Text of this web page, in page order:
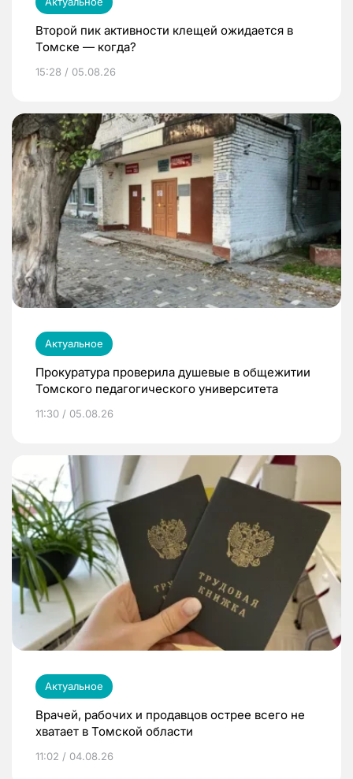
Второй пик активности клещей ожидается в
Томске — когда?
15:28 / 05.08.26
Актуальное
Прокуратура проверила душевые в общежитии
Томского педагогического университета
11:30 / 05.08.26
Актуальное
Врачей, рабочих и продавцов острее всего не
хватает в Томской области
11:02 / 04.08.26